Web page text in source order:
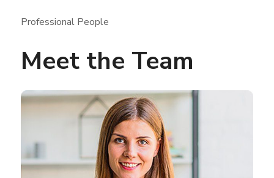
Professional People
Meet the Team